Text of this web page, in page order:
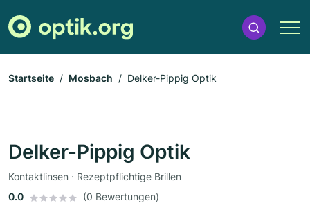
Startseite Mosbach Delker-Pippig Optik
Delker-Pippig Optik
Kontaktlinsen · Rezeptpflichtige Brillen
0.0
(0 Bewertungen)